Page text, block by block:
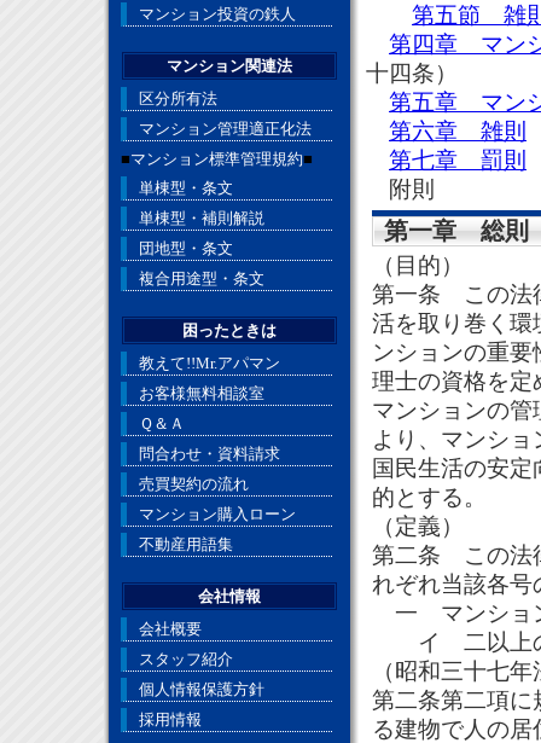
第五節 雑
第四章 マン
十四条）
第五章 マン
第六章 雑則
第七章 罰則
附則
第一章 総則
（目的）
第一条 この法
活を取り巻く環
ンションの重
理士の資格を定
マンションの
より、マンシ
国民生活の安
的とする。
（定義）
第二条 この法
れぞれ当該各
一 マンショ
イ 二以上の
（昭和三十七
第二条第二項に
る建物で人の
マンション投資の鉄人
マンション関連法
区分所有法
マンション管理適正化法
■マンション標準管理規約■
単棟型・条文
単棟型・補則解説
団地型・条文
複合用途型・条文
困ったときは
教えて!!Mr.アパマン
お客様無料相談室
Ｑ＆Ａ
問合わせ・資料請求
売買契約の流れ
マンション購入ローン
不動産用語集
会社情報
会社概要
スタッフ紹介
個人情報保護方針
採用情報